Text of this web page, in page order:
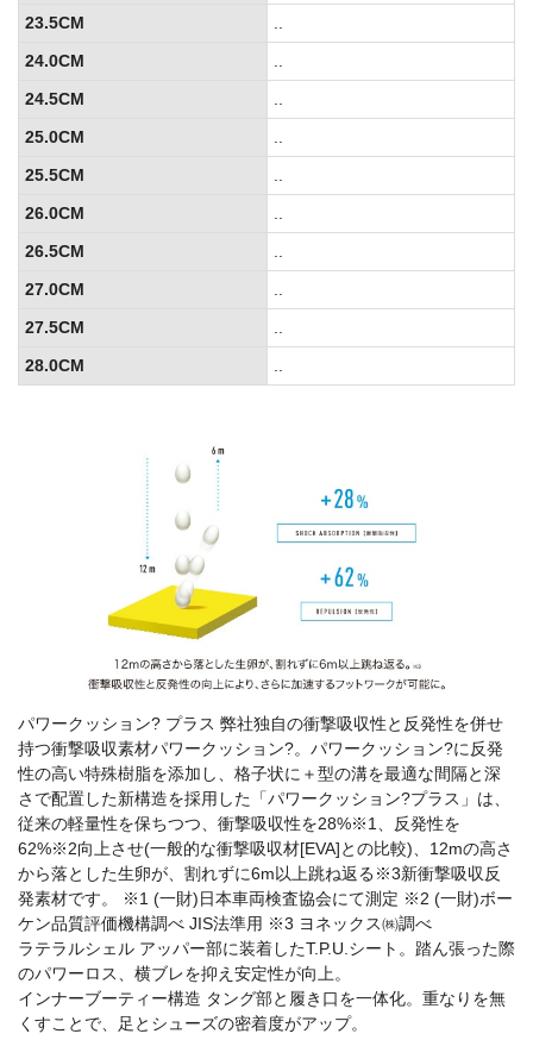
パワークッション? プラス 弊社独自の衝撃吸収性と反発性を併せ
持つ衝撃吸収素材パワークッション?。パワークッション?に反発
性の高い特殊樹脂を添加し、格子状に＋型の溝を最適な間隔と深
さで配置した新構造を採用した「パワークッション?プラス」は、
従来の軽量性を保ちつつ、衝撃吸収性を28%※1、反発性を
62%※2向上させ(一般的な衝撃吸収材[EVA]との比較)、12mの高さ
から落とした生卵が、割れずに6m以上跳ね返る※3新衝撃吸収反
発素材です。 ※1 (一財)日本車両検査協会にて測定 ※2 (一財)ボー
ケン品質評価機構調べ JIS法準用 ※3 ヨネックス㈱調べ
ラテラルシェル アッパー部に装着したT.P.U.シート。踏ん張った際
のパワーロス、横ブレを抑え安定性が向上。
インナーブーティー構造 タング部と履き口を一体化。重なりを無
くすことで、足とシューズの密着度がアップ。
23.5CM
24.0CM
24.5CM
25.0CM
25.5CM
26.0CM
26.5CM
27.0CM
27.5CM
28.0CM